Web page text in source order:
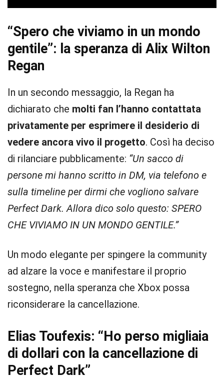
“Spero che viviamo in un mondo
gentile”: la speranza di Alix Wilton
Regan
In un secondo messaggio, la Regan ha
dichiarato che molti fan l’hanno contattata
privatamente per esprimere il desiderio di
vedere ancora vivo il progetto. Così ha deciso
di rilanciare pubblicamente: “Un sacco di
persone mi hanno scritto in DM, via telefono e
sulla timeline per dirmi che vogliono salvare
Perfect Dark. Allora dico solo questo: SPERO
CHE VIVIAMO IN UN MONDO GENTILE.”
Un modo elegante per spingere la community
ad alzare la voce e manifestare il proprio
sostegno, nella speranza che Xbox possa
riconsiderare la cancellazione.
Elias Toufexis: “Ho perso migliaia
di dollari con la cancellazione di
Perfect Dark”